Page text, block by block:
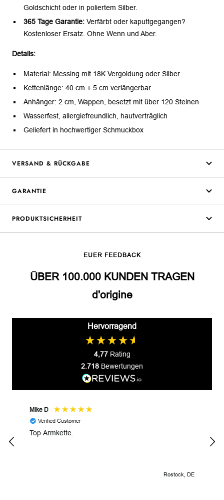
Goldschicht oder in poliertem Silber.
365 Tage Garantie:Verfärbt oder kaputtgegangen?
Kostenloser Ersatz. Ohne Wenn und Aber.
Details:
Material: Messing mit 18K Vergoldung oder Silber
Kettenlänge: 40 cm + 5 cm verlängerbar
Anhänger: 2 cm, Wappen, besetzt mit über 120 Steinen
Wasserfest, allergiefreundlich, hautverträglich
Geliefert in hochwertiger Schmuckbox
VERSAND & RÜCKGABE
GARANTIE
PRODUKTSICHERHEIT
EUER FEEDBACK
ÜBER 100.000 KUNDEN TRAGEN
d'origine
Hervorragend
4,77 Rating
2.718 Bewertungen
Mike D
Verified Customer
Top Armkette.
Rostock, DE